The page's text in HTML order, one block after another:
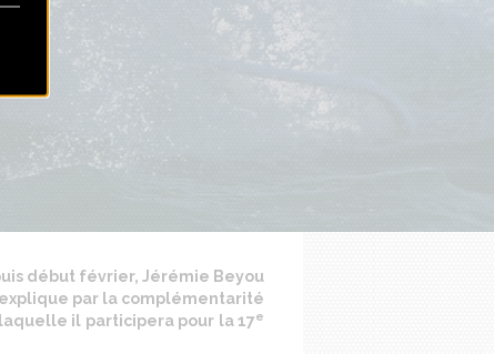
début février, Jérémie Beyou
explique par la complémentarité
il participera pour la 17e